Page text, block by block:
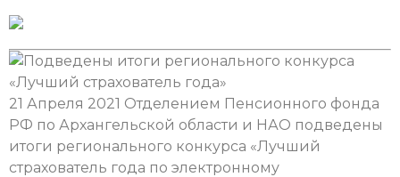
21 Апреля 2021 Отделением Пенсионного фонда
РФ по Архангельской области и НАО подведены
итоги регионального конкурса «Лучший
страхователь года по электронному